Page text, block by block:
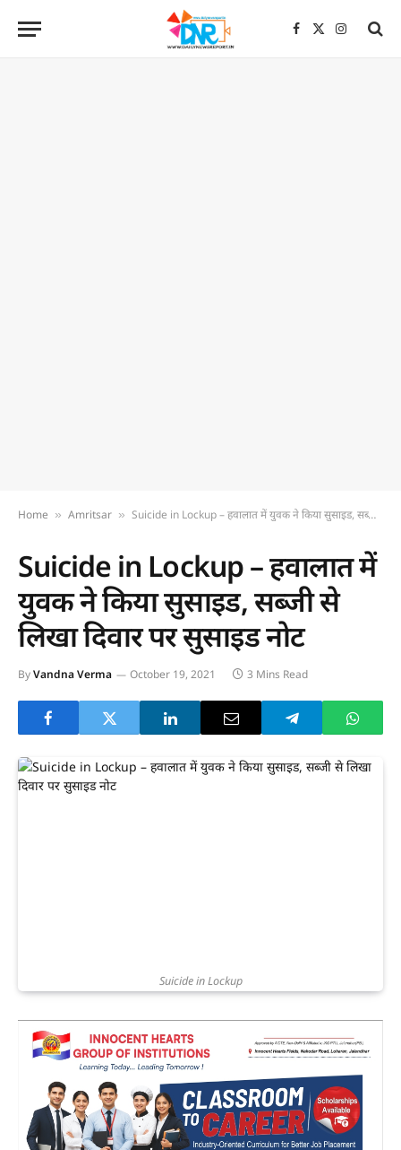
Facebook
X
Home » Amritsar » Suicide in Lockup – हवालात में युवक ने किया सुसाइड, सब्जी से लिखा दिवार पर सुसाइड नोट
Suicide in Lockup – हवालात में
युवक ने किया सुसाइड, सब्जी से
लिखा दिवार पर सुसाइड नोट
ByVandna Verma October 19, 2021 3 Mins Read
Suicide in Lockup